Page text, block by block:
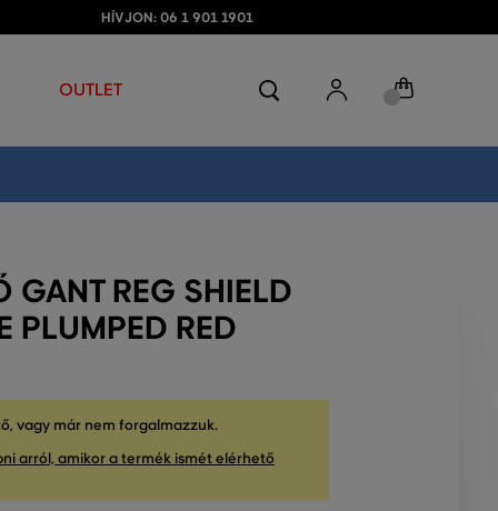
HÍVJON: 06 1 901 1901
OUTLET
GANT REG SHIELD
PLUMPED RED
vagy már nem forgalmazzuk.
arról, amikor a termék ismét elérhető